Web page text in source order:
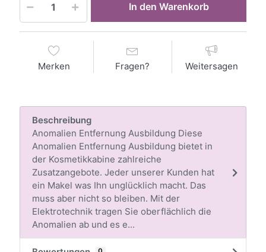
In den Warenkorb
Merken Fragen? Weitersagen
Beschreibung
Anomalien Entfernung Ausbildung Diese
Anomalien Entfernung Ausbildung bietet in
der Kosmetikkabine zahlreiche
Zusatzangebote. Jeder unserer Kunden hat
ein Makel was Ihn unglücklich macht. Das
muss aber nicht so bleiben. Mit der
Elektrotechnik tragen Sie oberflächlich die
Anomalien ab und es e...